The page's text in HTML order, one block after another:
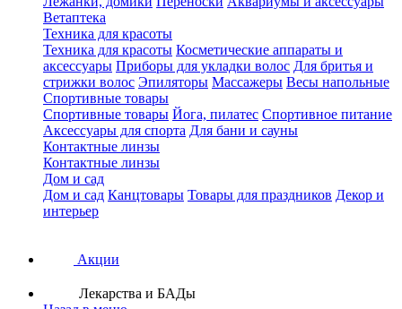
Ветаптека
Техника для красоты
Техника для красоты Косметические аппараты и
аксессуары Приборы для укладки волос Для бритья и
стрижки волос Эпиляторы Массажеры Весы напольные
Спортивные товары
Спортивные товары Йога, пилатес Спортивное питание
Аксессуары для спорта Для бани и сауны
Контактные линзы
Контактные линзы
Дом и сад
Дом и сад Канцтовары Товары для праздников Декор и
интерьер
Акции
Лекарства и БАДы